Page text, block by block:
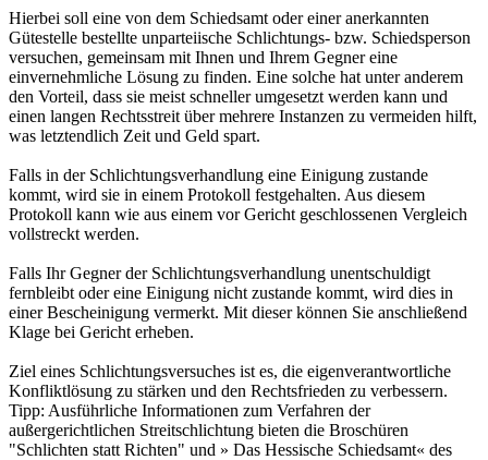
Hierbei soll eine von dem Schiedsamt oder einer anerkannten
Gütestelle bestellte unparteiische Schlichtungs- bzw. Schiedsperson
versuchen, gemeinsam mit Ihnen und Ihrem Gegner eine
einvernehmliche Lösung zu finden. Eine solche hat unter anderem
den Vorteil, dass sie meist schneller umgesetzt werden kann und
einen langen Rechtsstreit über mehrere Instanzen zu vermeiden hilft,
was letztendlich Zeit und Geld spart.
Falls in der Schlichtungsverhandlung eine Einigung zustande
kommt, wird sie in einem Protokoll festgehalten. Aus diesem
Protokoll kann wie aus einem vor Gericht geschlossenen Vergleich
vollstreckt werden.
Falls Ihr Gegner der Schlichtungsverhandlung unentschuldigt
fernbleibt oder eine Einigung nicht zustande kommt, wird dies in
einer Bescheinigung vermerkt. Mit dieser können Sie anschließend
Klage bei Gericht erheben.
Ziel eines Schlichtungsversuches ist es, die eigenverantwortliche
Konfliktlösung zu stärken und den Rechtsfrieden zu verbessern.
Tipp: Ausführliche Informationen zum Verfahren der
außergerichtlichen Streitschlichtung bieten die Broschüren
"Schlichten statt Richten" und » Das Hessische Schiedsamt« des